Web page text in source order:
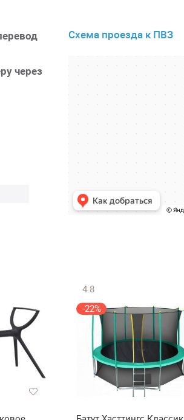
через
Схема проезда к ПВЗ
4.8
-22%